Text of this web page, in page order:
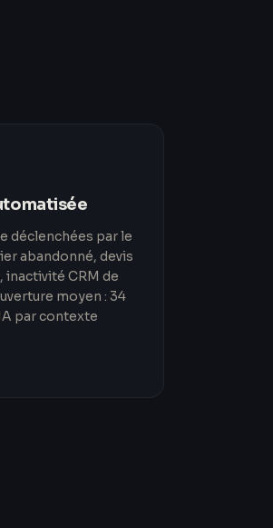
déclenchées par le
abandonné, devis
inactivité CRM de
moyen : 34
par contexte